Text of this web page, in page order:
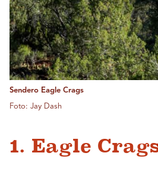
Sendero Eagle Crags
Foto: Jay Dash
1. Eagle